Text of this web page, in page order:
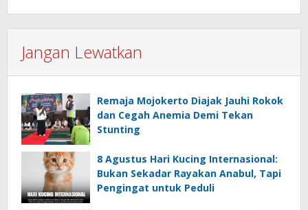
Jangan Lewatkan
Remaja Mojokerto Diajak Jauhi Rokok
dan Cegah Anemia Demi Tekan
Stunting
8 Agustus Hari Kucing Internasional:
Bukan Sekadar Rayakan Anabul, Tapi
Pengingat untuk Peduli